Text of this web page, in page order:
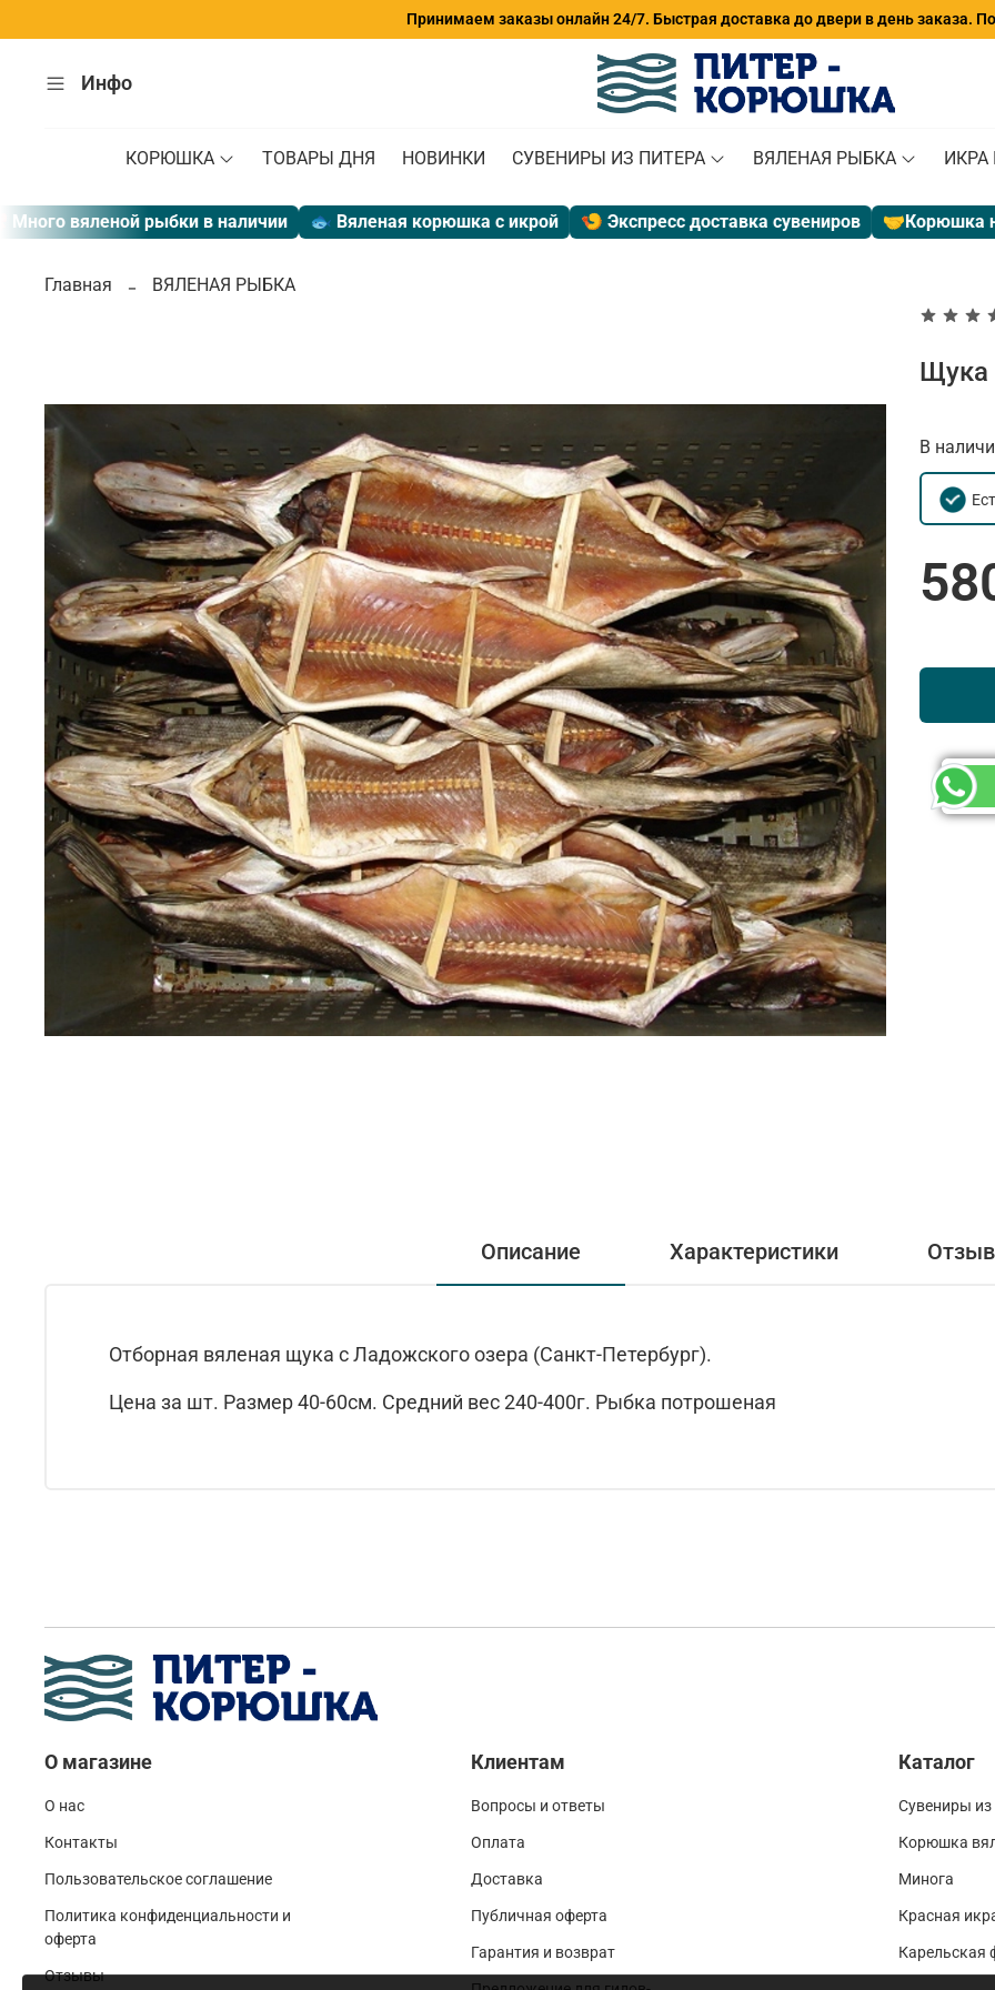
Принимаем заказы онлайн 24/7. Быстрая доставка до двери в день заказа.
Инфо
КОРЮШКА ТОВАРЫ ДНЯ НОВИНКИ СУВЕНИРЫ ИЗ ПИТЕРА ВЯЛЕНАЯ РЫБКА ИКРА
вяленой рыбки в наличии 🐟 Вяленая корюшка с икрой 🍤 Экспресс доставка сувениров 🤝 Корюшка на
Главная ВЯЛЕНАЯ РЫБКА
Щука
В
Описание Характеристики
Отборная вяленая щука с Ладожского озера (Санкт-Петербург).
Цена за шт. Размер 40-60см. Средний вес 240-400г. Рыбка потрошеная
О магазине
О нас
Контакты
Пользовательское соглашение
Политика конфиденциальности и
оферта
Отзывы
Клиентам
Вопросы и ответы
Оплата
Доставка
Публичная оферта
Гарантия и возврат
Каталог
Сувениры из
Корюшка
Минога
Красная
Карельская